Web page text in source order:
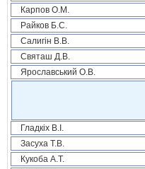
Карпов О.М.
Райков Б.С.
Салигін В.В.
Святаш Д.В.
Ярославський О.В.
Гладкіх В.І.
Засуха Т.В.
Кукоба А.Т.